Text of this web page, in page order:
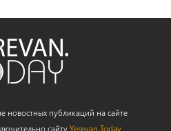
новостных публикаций на сайте
сайтуYerevan.Today,